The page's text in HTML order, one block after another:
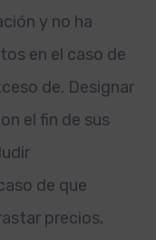
y no ha
en el caso de
de. Designar
el fin de sus
de que
precios,